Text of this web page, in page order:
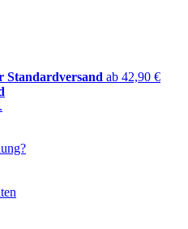
Standardversand ab 42,90 €